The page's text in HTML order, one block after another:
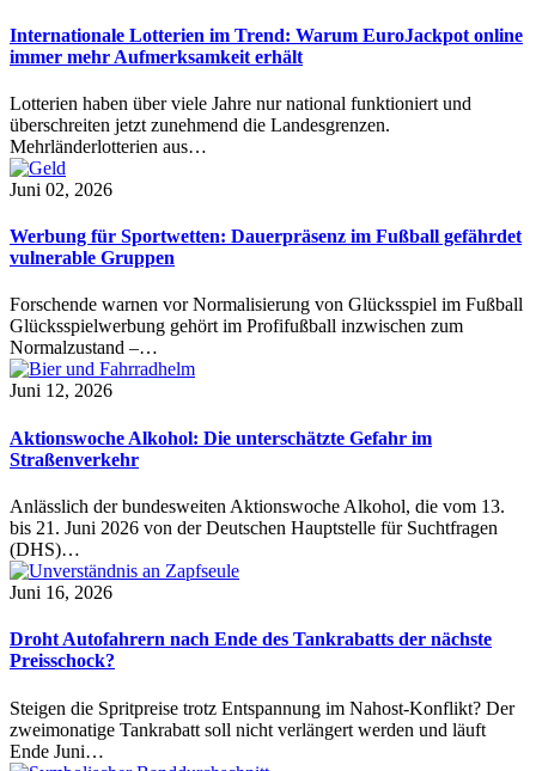
Internationale Lotterien im Trend: Warum EuroJackpot online
immer mehr Aufmerksamkeit erhält
Lotterien haben über viele Jahre nur national funktioniert und
überschreiten jetzt zunehmend die Landesgrenzen.
Mehrländerlotterien aus…
Juni 02, 2026
Werbung für Sportwetten: Dauerpräsenz im Fußball gefährdet
vulnerable Gruppen
Forschende warnen vor Normalisierung von Glücksspiel im Fußball
Glücksspielwerbung gehört im Profifußball inzwischen zum
Normalzustand –…
Juni 12, 2026
Aktionswoche Alkohol: Die unterschätzte Gefahr im
Straßenverkehr
Anlässlich der bundesweiten Aktionswoche Alkohol, die vom 13.
bis 21. Juni 2026 von der Deutschen Hauptstelle für Suchtfragen
(DHS)…
Juni 16, 2026
Droht Autofahrern nach Ende des Tankrabatts der nächste
Preisschock?
Steigen die Spritpreise trotz Entspannung im Nahost-Konflikt? Der
zweimonatige Tankrabatt soll nicht verlängert werden und läuft
Ende Juni…